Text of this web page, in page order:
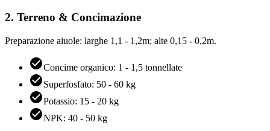
2. Terreno & Concimazione
Preparazione aiuole: larghe 1,1 - 1,2m; alte 0,15 - 0,2m.
Concime organico: 1 - 1,5 tonnellate
Superfosfato: 50 - 60 kg
Potassio: 15 - 20 kg
NPK: 40 - 50 kg